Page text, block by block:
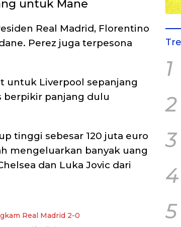
untuk Mane
Real Madrid, Florentino
Perez juga terpesona
untuk Liverpool sepanjang
berpikir panjang dulu
tinggi sebesar 120 juta euro
mengeluarkan banyak uang
dan Luka Jovic dari
Real Madrid 2-0
1
2
3
4
5